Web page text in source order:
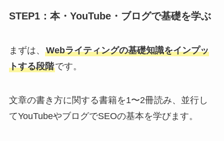
STEP1：本・YouTube・ブログで基礎を学ぶ
まずは、 Webライティングの基礎知識をインプッ
トする段階です。
文章の書き方に関する書籍を1〜2冊読み、並行し
てYouTubeやブログでSEOの基本を学びます。